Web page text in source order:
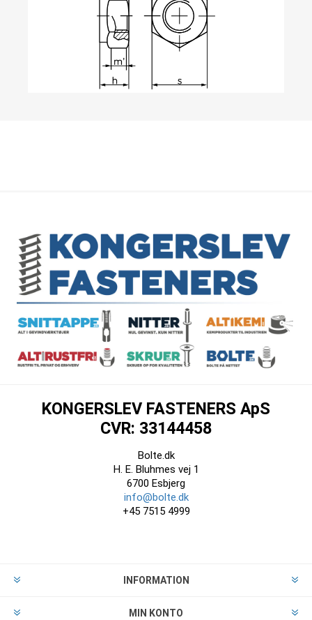
KONGERSLEV FASTENERS ApS
CVR: 33144458
Bolte.dk
H. E. Bluhmes vej 1
6700 Esbjerg
info@bolte.dk
+45 7515 4999
INFORMATION
MIN KONTO